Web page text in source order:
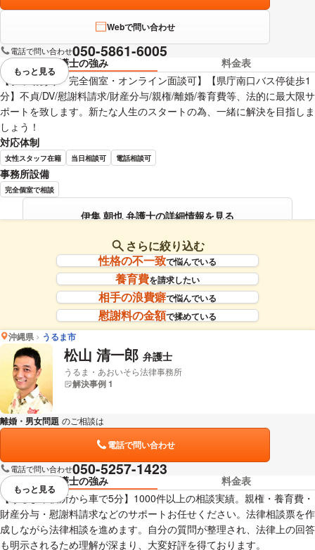
Webで問い合わせ
電話で問い合わせ050-5861-6005
弁護士の強み
料金表
【駐車場あり・完全個室・オンライン面談可】【県庁南口バス停徒歩1
分】不貞/DV/慰謝料請求/財産分与/親権/離婚/養育費等、法的に最大限サ
ポートを致します。新たな人生のスタートの為、一緒に解決を目指しま
しょう！
対応体制
女性スタッフ在籍 当日相談可 電話相談可
事務所設備
完全個室で相談
伊集 朝也 弁護士の詳細情報を見る
視覚的に省略されている要素を
もっと見る
さらに絞り込む
性格の不一致で悩んでいる
養育費を請求したい
相手の浪費癖で悩んでいる
慰謝料の金額で揉めている
沖縄県
うるま市
松山 清一郎 弁護士
うるま・あおいそら法律事務所
解決事例 1
離婚・男女問題 のご相談は
電話で問い合わせ
電話で問い合わせ050-5257-1423
弁護士の強み
料金表
【うるま市役所から車で5分】1000件以上の相談実績。親権・養育費・
財産分与・慰謝料請求などのサポートお任せください。法律相談票を作
成しながら法律相談を進めます。自分の質問が整理され、法律上の回答
も明示されるため理解が深まり、大変好評を得ております。
視覚的に省略されている要素を
もっと見る